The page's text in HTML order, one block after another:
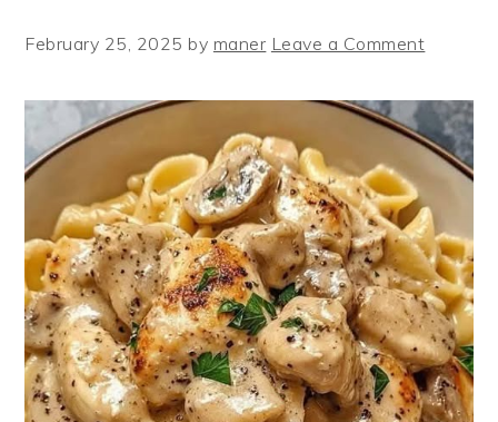
February 25, 2025 by maner Leave a Comment